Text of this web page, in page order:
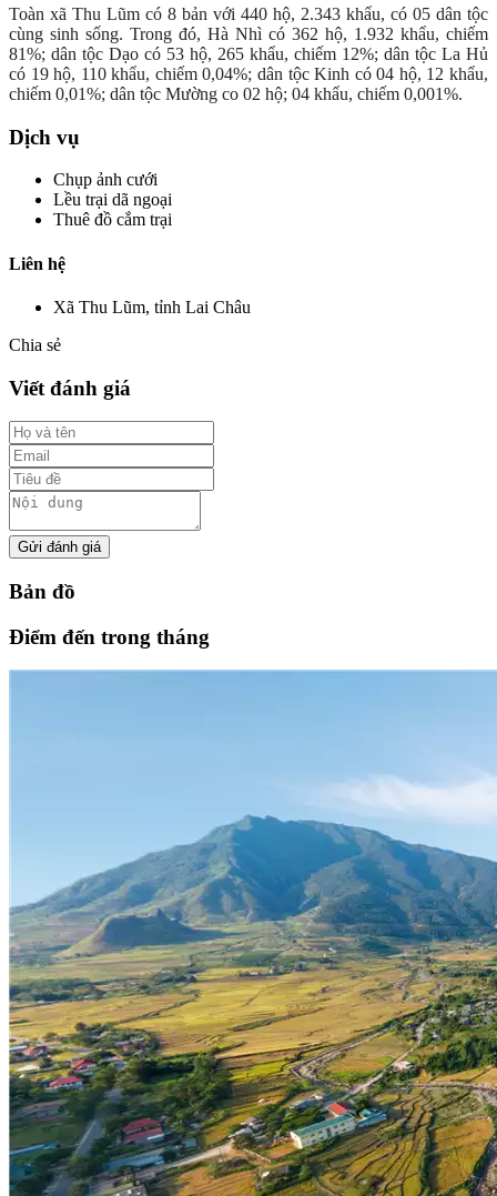
Toàn xã Thu Lũm có 8 bản với 440 hộ, 2.343 khẩu, có 05 dân tộc
cùng sinh sống. Trong đó, Hà Nhì có 362 hộ, 1.932 khẩu, chiếm
81%; dân tộc Dạo có 53 hộ, 265 khẩu, chiếm 12%; dân tộc La Hủ
có 19 hộ, 110 khẩu, chiếm 0,04%; dân tộc Kinh có 04 hộ, 12 khẩu,
chiếm 0,01%; dân tộc Mường co 02 hộ; 04 khẩu, chiếm 0,001%.
Dịch vụ
Chụp ảnh cưới
Lều trại dã ngoại
Thuê đồ cắm trại
Liên hệ
Xã Thu Lũm, tỉnh Lai Châu
Chia sẻ
Viết đánh giá
Gửi đánh giá
Bản đồ
Điểm đến trong tháng